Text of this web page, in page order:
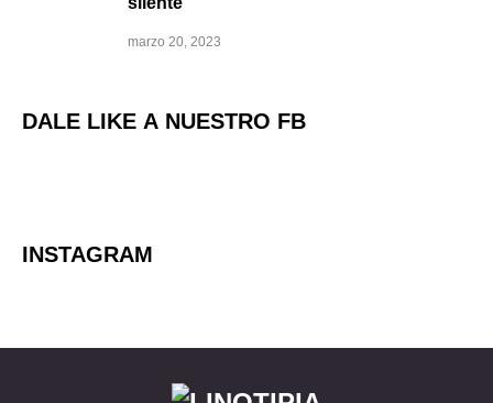
marzo 20, 2023
DALE LIKE A NUESTRO FB
INSTAGRAM